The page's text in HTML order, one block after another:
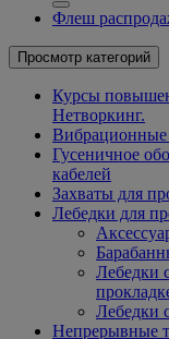
Флеш
Просмотр категорий
Курсы
Нетворкинг.
Вибрационные
Гусеничное
кабелей
Захваты для
Лебедки для
Лебедки
Лебедки
Непрерывные